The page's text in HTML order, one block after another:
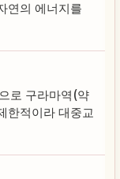
연의 에너지를
로 구라마역(약
한적이라 대중교